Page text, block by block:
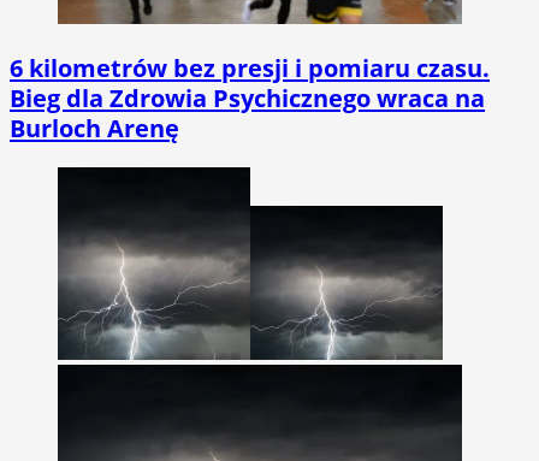
6 kilometrów bez presji i pomiaru czasu.
Bieg dla Zdrowia Psychicznego wraca na
Burloch Arenę